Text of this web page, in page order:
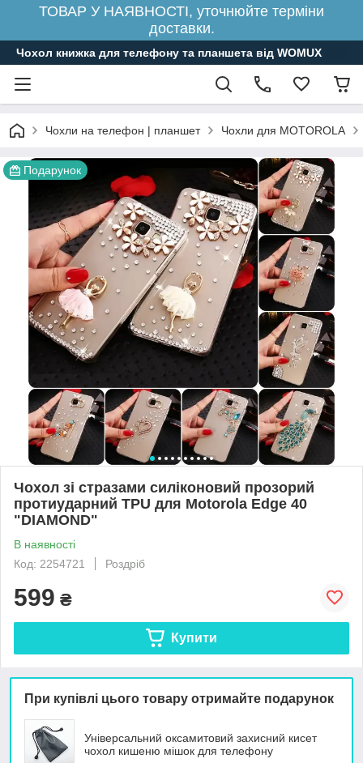
ТОВАР У НАЯВНОСТІ, уточнюйте терміни
доставки.
Чохол книжка для телефону та планшета від WOMUX
Чохли на телефон | планшет Чохли для MOTOROLA
Подарунок
Чохол зі стразами силіконовий прозорий
протиударний TPU для Motorola Edge 40
"DIAMOND"
В наявності
Код: 2254721
Роздріб
599 ₴
Купити
При купівлі цього товару отримайте подарунок
Універсальний оксамитовий захисний кисет
чохол кишеню мішок для телефону